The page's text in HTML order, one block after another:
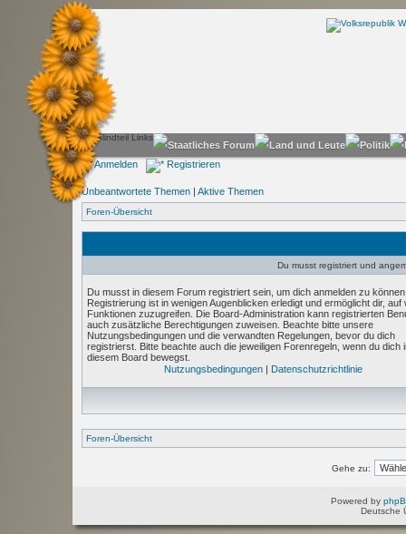
Anmelden Registrieren
Unbeantwortete Themen | Aktive Themen
Foren-Übersicht
Du musst registriert und
Du musst in diesem Forum registriert sein, um dich anmelden zu
Registrierung ist in wenigen Augenblicken erledigt und ermöglicht dir, auf
Funktionen zuzugreifen. Die Board-Administration kann registrierten
auch zusätzliche Berechtigungen zuweisen. Beachte bitte unsere
Nutzungsbedingungen und die verwandten Regelungen, bevor du dich
registrierst. Bitte beachte auch die jeweiligen Forenregeln, wenn du dich
diesem Board bewegst.
Nutzungsbedingungen| Datenschutzrichtlinie
Foren-Übersicht
Gehe zu:
Powered by
Deutsche